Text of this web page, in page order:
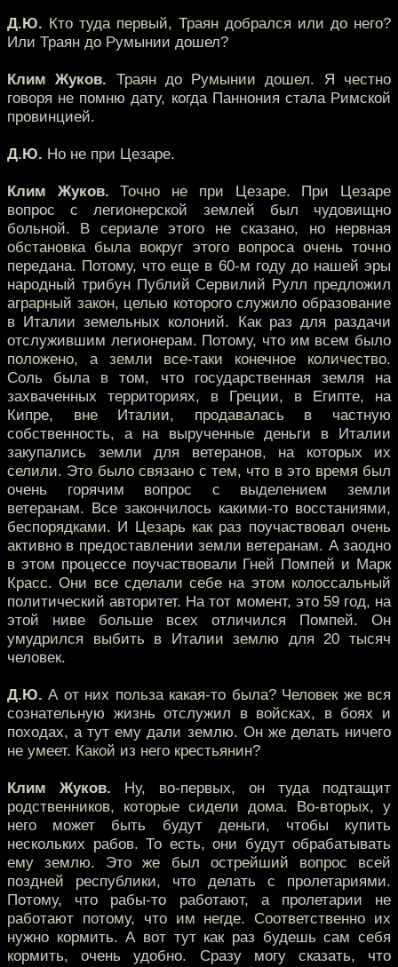
Д.Ю. Кто туда первый, Траян добрался или до него?
Или Траян до Румынии дошел?
Клим Жуков. Траян до Румынии дошел. Я честно
говоря не помню дату, когда Паннония стала Римской
провинцией.
Д.Ю. Но не при Цезаре.
Клим Жуков. Точно не при Цезаре. При Цезаре
вопрос с легионерской землей был чудовищно
больной. В сериале этого не сказано, но нервная
обстановка была вокруг этого вопроса очень точно
передана. Потому, что еще в 60-м году до нашей эры
народный трибун Публий Сервилий Рулл предложил
аграрный закон, целью которого служило образование
в Италии земельных колоний. Как раз для раздачи
отслужившим легионерам. Потому, что им всем было
положено, а земли все-таки конечное количество.
Соль была в том, что государственная земля на
захваченных территориях, в Греции, в Египте, на
Кипре, вне Италии, продавалась в частную
собственность, а на вырученные деньги в Италии
закупались земли для ветеранов, на которых их
селили. Это было связано с тем, что в это время был
очень горячим вопрос с выделением земли
ветеранам. Все закончилось какими-то восстаниями,
беспорядками. И Цезарь как раз поучаствовал очень
активно в предоставлении земли ветеранам. А заодно
в этом процессе поучаствовали Гней Помпей и Марк
Красс. Они все сделали себе на этом колоссальный
политический авторитет. На тот момент, это 59 год, на
этой ниве больше всех отличился Помпей. Он
умудрился выбить в Италии землю для 20 тысяч
человек.
Д.Ю. А от них польза какая-то была? Человек же вся
сознательную жизнь отслужил в войсках, в боях и
походах, а тут ему дали землю. Он же делать ничего
не умеет. Какой из него крестьянин?
Клим Жуков. Ну, во-первых, он туда подтащит
родственников, которые сидели дома. Во-вторых, у
него может быть будут деньги, чтобы купить
нескольких рабов. То есть, они будут обрабатывать
ему землю. Это же был острейший вопрос всей
поздней республики, что делать с пролетариями.
Потому, что рабы-то работают, а пролетарии не
работают потому, что им негде. Соответственно их
нужно кормить. А вот тут как раз будешь сам себя
кормить, очень удобно. Сразу могу сказать, что